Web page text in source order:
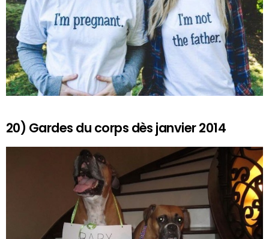
20) Gardes du corps dès janvier 2014